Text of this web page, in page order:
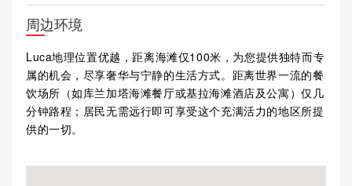
周边环境
Luca地理位置优越，距离海滩仅100米，为您提供独特而专
属的机会，尽享奢华与宁静的生活方式。距离世界一流的餐
饮场所（如库兰加塔海滩餐厅或基拉海滩酒店及公寓）仅几
分钟路程；居民无需远行即可享受这个充满活力的地区所提
供的一切。